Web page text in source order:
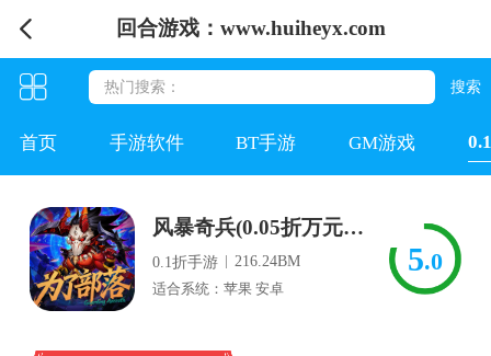
回合游戏：www.huiheyx.com
首页 手游软件 BT手游 GM游戏
风暴奇兵(0.05折万元真充)
0.1折手游 | 216.24BM
适合系统：苹果 安卓
5.0